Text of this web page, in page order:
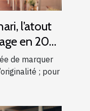
l’atout
en 2025
de marquer
; pour